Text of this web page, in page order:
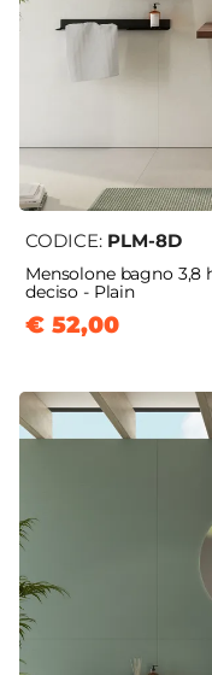
CODICE: PLM-8D
Mensolone bagno 3,8
deciso - Plain
€ 52,00